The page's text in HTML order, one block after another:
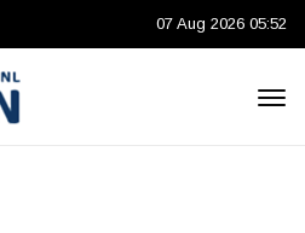
07 Aug 2026 05:52